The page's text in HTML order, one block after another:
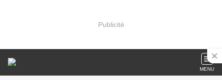
Publicité
MENU